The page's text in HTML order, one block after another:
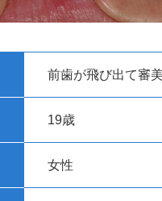
前歯が飛び出て審
19歳
女性